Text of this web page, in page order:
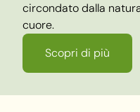
circondato dalla
cuore.
Scopri di più